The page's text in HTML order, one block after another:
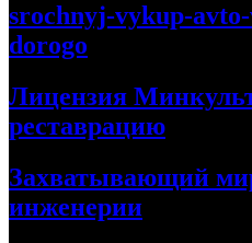
srochnyj-vykup-
dorogo
Лицензия
реставрацию
Захватывающий
инженерии